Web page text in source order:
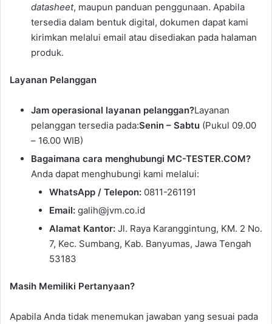
datasheet, maupun panduan penggunaan. Apabila
tersedia dalam bentuk digital, dokumen dapat kami
kirimkan melalui email atau disediakan pada halaman
produk.
Layanan Pelanggan
Jam operasional layanan pelanggan?Layanan
pelanggan tersedia pada:Senin – Sabtu (Pukul 09.00
– 16.00 WIB)
Bagaimana cara menghubungi MC-TESTER.COM?
Anda dapat menghubungi kami melalui:
WhatsApp / Telepon: 0811-261191
Email: galih@jvm.co.id
Alamat Kantor: Jl. Raya Karanggintung, KM. 2 No.
7, Kec. Sumbang, Kab. Banyumas, Jawa Tengah
53183
Masih Memiliki Pertanyaan?
Apabila Anda tidak menemukan jawaban yang sesuai pada